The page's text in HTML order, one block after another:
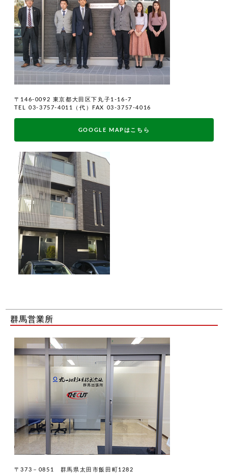
〒146-0092 東京都大田区下丸子1-16-7
TEL 03-3757-4011（代）FAX 03-3757-4016
GOOGLE MAPはこちら
群馬営業所
〒373－0851 群馬県太田市飯田町1282